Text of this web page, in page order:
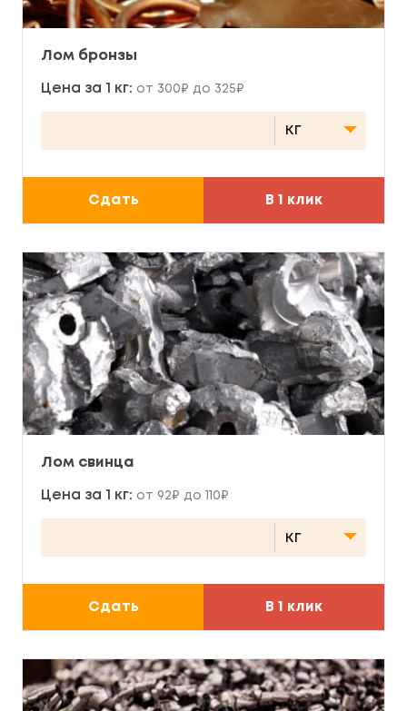
Лом бронзы
Цена за 1 кг: от 300₽ до 325₽
Сдать В 1 клик
Лом свинца
Цена за 1 кг: от 92₽ до 110₽
Сдать В 1 клик